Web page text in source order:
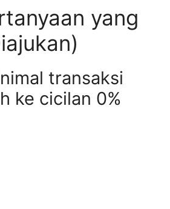
yang
transaksi
ke cicilan 0%